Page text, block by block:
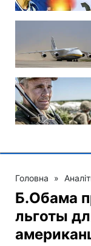
Головна »
Б.Обама
льготы